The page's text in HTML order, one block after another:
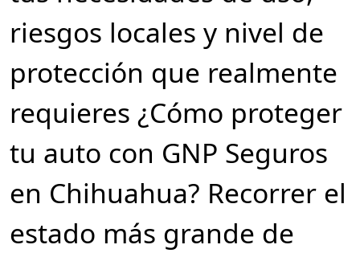
riesgos locales y nivel de
protección que realmente
requieres ¿Cómo proteger
tu auto con GNP Seguros
en Chihuahua? Recorrer el
estado más grande de